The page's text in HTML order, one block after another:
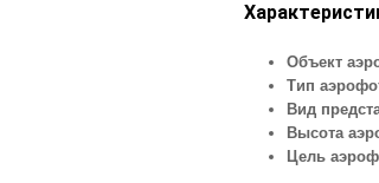
Объект
Тип
Вид
Высота
Цель